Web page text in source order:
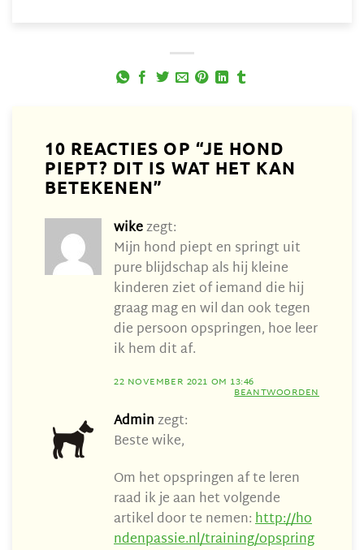
10 REACTIES OP “JE HOND
PIEPT? DIT IS WAT HET KAN
BETEKENEN”
wikezegt:
Mijn hond piept en springt uit
pure blijdschap als hij kleine
kinderen ziet of iemand die hij
graag mag en wil dan ook tegen
die persoon opspringen, hoe leer
ik hem dit af.
22 NOVEMBER 2021 OM 13:46
BEANTWOORDEN
Adminzegt:
Beste wike,
Om het opspringen af te leren
raad ik je aan het volgende
artikel door te nemen:http://ho
ndenpassie.nl/training/opspring